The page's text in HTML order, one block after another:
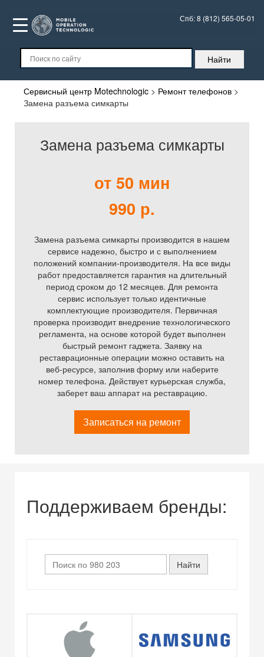
Спб:8 (812) 565-05-01
Сервисный центр Motechnologic > Ремонт телефонов >
Замена разъема симкарты
Замена разъема симкарты
от 50 мин
990 р.
Замена разъема симкарты производится в нашем
сервисе надежно, быстро и с выполнением
положений компании-производителя. На все виды
работ предоставляется гарантия на длительный
период сроком до 12 месяцев. Для ремонта
сервис использует только идентичные
комплектующие производителя. Первичная
проверка производит внедрение технологического
регламента, на основе которой будет выполнен
быстрый ремонт гаджета. Заявку на
реставрационные операции можно оставить на
веб-ресурсе, заполнив форму или наберите
номер телефона. Действует курьерская служба,
заберет ваш аппарат на реставрацию.
Записаться на ремонт
Поддерживаем бренды: